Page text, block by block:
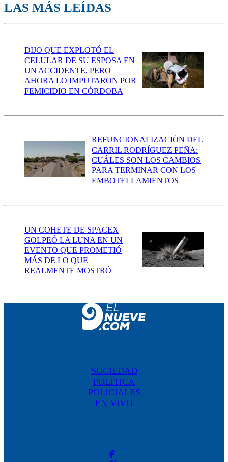
LAS MÁS LEÍDAS
DIJO QUE EXPLOTÓ EL
CELULAR DE SU ESPOSA EN
UN ACCIDENTE, PERO
AHORA LO IMPUTARON POR
FEMICIDIO EN CÓRDOBA
REFUNCIONALIZACIÓN DEL
CARRIL RODRÍGUEZ PEÑA:
CUÁLES SON LOS CAMBIOS
PARA TERMINAR CON LOS
EMBOTELLAMIENTOS
UN COHETE DE SPACEX
GOLPEÓ LA LUNA EN UN
EVENTO QUE PROMETIÓ
MÁS DE LO QUE
REALMENTE MOSTRÓ
SOCIEDAD
POLÍTICA
POLICIALES
EN VIVO